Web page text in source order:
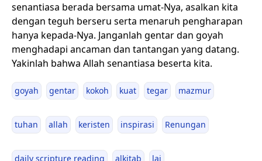
senantiasa berada bersama umat-Nya, asalkan kita
dengan teguh berseru serta menaruh pengharapan
hanya kepada-Nya. Janganlah gentar dan goyah
menghadapi ancaman dan tantangan yang datang.
Yakinlah bahwa Allah senantiasa beserta kita.
goyah gentar kokoh kuat tegar mazmur
tuhan allah keristen inspirasi Renungan
daily scripture reading alkitab lai